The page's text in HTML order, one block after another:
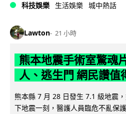
科技娛樂 生活娛樂 城中熱話
Lawton 21 小時
熊本地震手術室驚魂
人、逃生門 網民讚值
熊本縣 7 月 28 日發生 7.1 級地震
下地震一刻，醫護人員臨危不亂保